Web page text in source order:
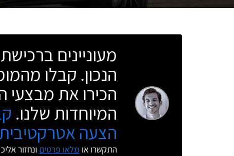
מעוניינים
הנכון. קבלו
הכירו את מבצעי
המיוחדות שלנו.
הצעה
התקשרו או מלאו פרטים ונחזור